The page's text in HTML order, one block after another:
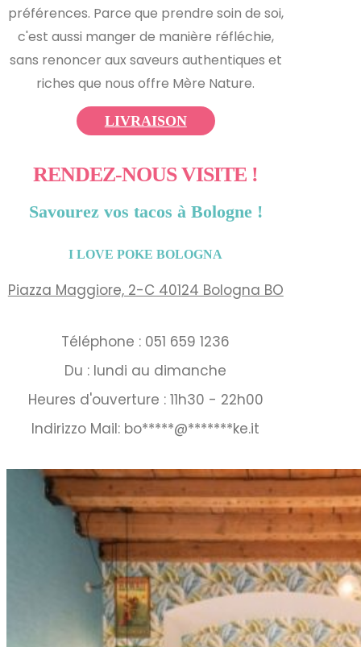
préférences. Parce que prendre soin de soi,
c'est aussi manger de manière réfléchie,
sans renoncer aux saveurs authentiques et
riches que nous offre Mère Nature.
LIVRAISON
RENDEZ-NOUS VISITE !
Savourez vos tacos à Bologne !
I LOVE POKE BOLOGNA
Piazza Maggiore, 2-C 40124 Bologna BO
Téléphone : 051 659 1236
Du : lundi au dimanche
Heures d'ouverture : 11h30 - 22h00
Indirizzo Mail: bo*****@*******ke.it